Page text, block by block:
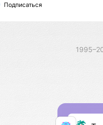
Подписаться